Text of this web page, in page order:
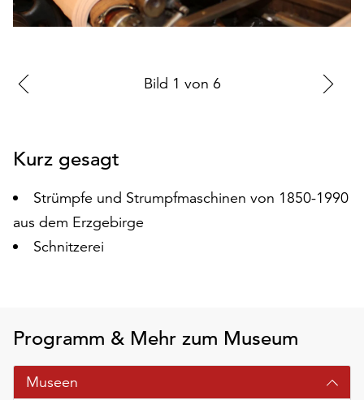
auf
um
alle
akzeptieren.
Sie
Ihr
Einverständnis
jederzeit
steht
Ihnen
am
Ende
Bild 1 von 6
Kurz gesagt
Strümpfe und Strumpfmaschinen von 1850-1990
aus dem Erzgebirge
Schnitzerei
Programm & Mehr zum Museum
Museen